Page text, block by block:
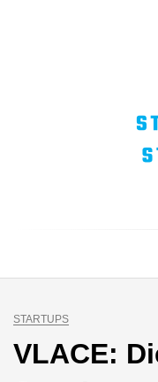
STARTUPS
VLACE: